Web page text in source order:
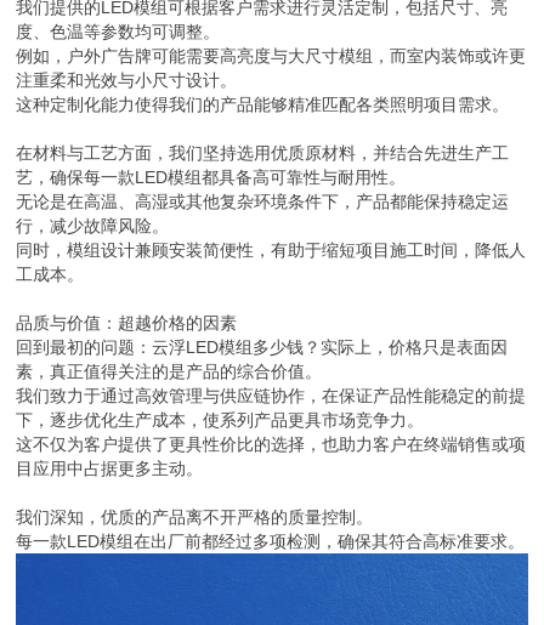
我们提供的LED模组可根据客户需求进行灵活定制，包括尺寸、亮
度、色温等参数均可调整。
例如，户外广告牌可能需要高亮度与大尺寸模组，而室内装饰或许更
注重柔和光效与小尺寸设计。
这种定制化能力使得我们的产品能够精准匹配各类照明项目需求。
在材料与工艺方面，我们坚持选用优质原材料，并结合先进生产工
艺，确保每一款LED模组都具备高可靠性与耐用性。
无论是在高温、高湿或其他复杂环境条件下，产品都能保持稳定运
行，减少故障风险。
同时，模组设计兼顾安装简便性，有助于缩短项目施工时间，降低人
工成本。
品质与价值：超越价格的因素
回到最初的问题：云浮LED模组多少钱？实际上，价格只是表面因
素，真正值得关注的是产品的综合价值。
我们致力于通过高效管理与供应链协作，在保证产品性能稳定的前提
下，逐步优化生产成本，使系列产品更具市场竞争力。
这不仅为客户提供了更具性价比的选择，也助力客户在终端销售或项
目应用中占据更多主动。
我们深知，优质的产品离不开严格的质量控制。
每一款LED模组在出厂前都经过多项检测，确保其符合高标准要求。